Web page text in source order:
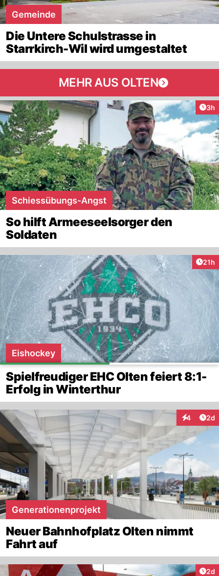
Gemeinde
Die Untere Schulstrasse in
Starrkirch-Wil wird umgestaltet
MEHR AUS OLTEN
3h
Schiessübungs-Angst
So hilft Armeeseelsorger den
Soldaten
21h
Eishockey
Spielfreudiger EHC Olten feiert 8:1-
Erfolg in Winterthur
4 2d
Generationenprojekt
Neuer Bahnhofplatz Olten nimmt
Fahrt auf
2d